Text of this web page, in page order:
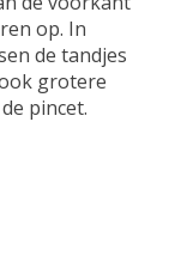
op. In
de tandjes
grotere
pincet.